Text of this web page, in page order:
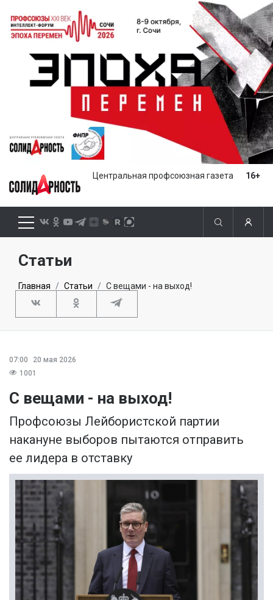
Центральная профсоюзная газета 16+
Статьи
Главная Статьи С вещами - на выход!
07:00
20 мая 2026
1001
С вещами - на выход!
Профсоюзы Лейбористской партии
накануне выборов пытаются отправить
ее лидера в отставку